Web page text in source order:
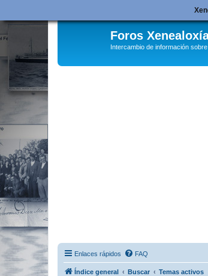
Foros
Intercambio de información
Enlaces rápidos FAQ
Índice general Buscar Temas activos